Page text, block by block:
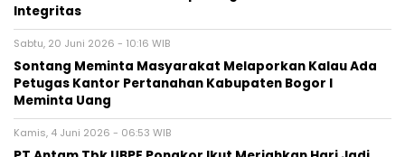
Integritas
Sabtu, 20 Juni 2026 - 10:16 WIB
Sontang Meminta Masyarakat Melaporkan Kalau Ada
Petugas Kantor Pertanahan Kabupaten Bogor I
Meminta Uang
Kamis, 4 Juni 2026 - 06:53 WIB